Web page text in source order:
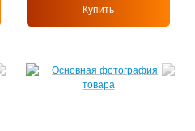
Купить